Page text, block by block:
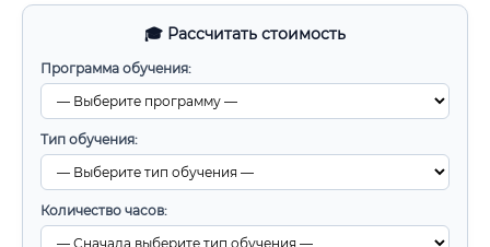
🎓 Рассчитать стоимость
Программа обучения:
Тип обучения:
Количество часов: